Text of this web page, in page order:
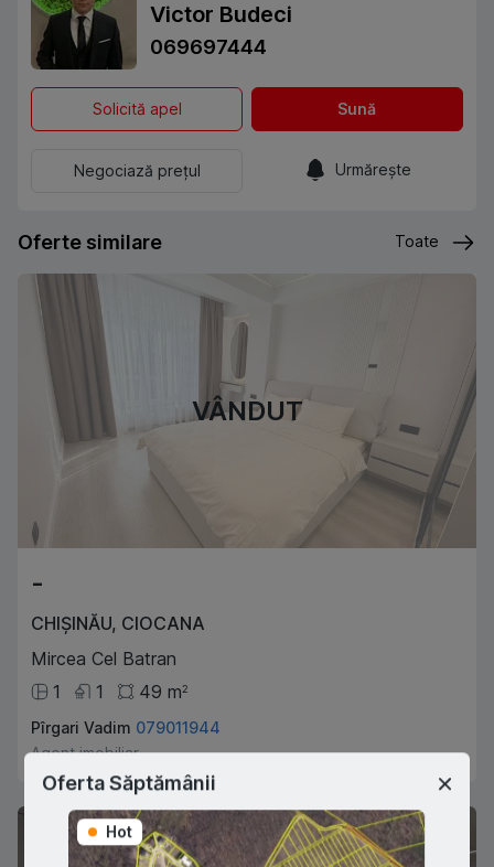
Victor Budeci
069697444
Solicită apel Sună
Negociază prețul Urmărește
Oferte similare Toate
VÂNDUT
-
CHIȘINĂU, CIOCANA
Mircea Cel Batran
1
1 49 m2
Pîrgari Vadim 079011944
Agent imobiliar
Oferta Săptămânii
Hot